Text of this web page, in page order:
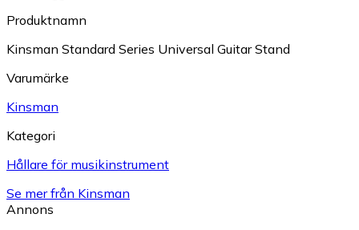
Produktnamn
Kinsman Standard Series Universal Guitar Stand
Varumärke
Kinsman
Kategori
Hållare för musikinstrument
Se mer från Kinsman
Annons